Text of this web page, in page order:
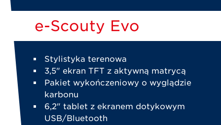
e-Scouty Evo
Stylistyka terenowa
3,5" ekran TFT z aktywną matrycą
Pakiet wykończeniowy o wyglądzie
karbonu
6,2" tablet z ekranem dotykowym
USB/Bluetooth